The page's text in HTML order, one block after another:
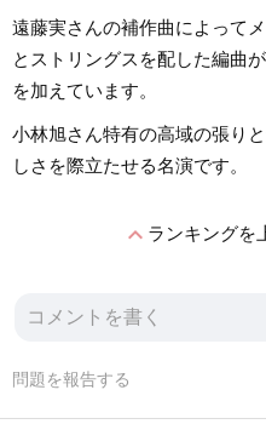
遠藤実さんの補作曲によって
とストリングスを配した編曲
を加えています。
小林旭さん特有の高域の張り
しさを際立たせる名演です。
expand_lessランキングを
問題を報告する